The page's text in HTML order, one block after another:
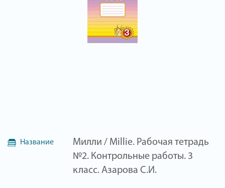
Название
Милли / Millie. Рабочая тетрадь
№2. Контрольные работы. 3
класс. Азарова С.И.